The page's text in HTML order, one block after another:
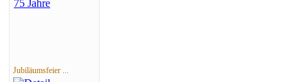
Jubiläumsfeier ...